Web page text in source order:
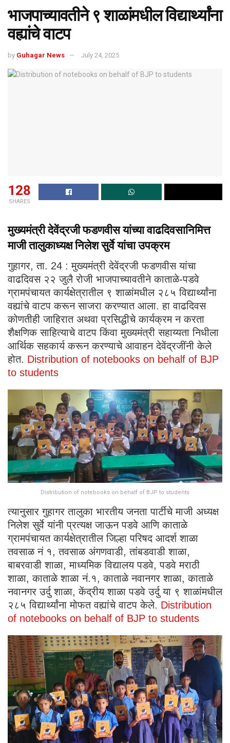
भाजपाच्यावतीने ९ शाळांमधील विद्यार्थ्यांना
वह्यांचे वाटप
by Guhagar News July 24, 2025
128
SHARES
मुख्यमंत्री देवेंद्रजी फडणवीस यांच्या वाढदिवसानिमित्त
माजी तालुकाध्यक्ष निलेश सुर्वे यांचा उपक्रम
गुहागर, ता. 24 : मुख्यमंत्री देवेंद्रजी फडणवीस यांचा
वाढदिवस २२ जुलै रोजी भाजपाच्यावतीने काताळे-पडवे
ग्रामपंचायत कार्यक्षेत्रातील ९ शाळांमधील २८५ विद्यार्थ्यांना
वह्यांचे वाटप करून साजरा करण्यात आला. हा वाढदिवस
कोणतीही जाहिरात अथवा प्रसिद्धीचे कार्यक्रम न करता
शैक्षणिक साहित्याचे वाटप किंवा मुख्यमंत्री सहाय्यता निधीला
आर्थिक सहकार्य करून करण्याचे आवाहन देवेंद्रजींनी केले
होत. Distribution of notebooks on behalf of BJP
to students
Distribution of notebooks on behalf of BJP to students
त्यानुसार गुहागर तालुका भारतीय जनता पार्टीचे माजी अध्यक्ष
निलेश सुर्वे यांनी प्रत्यक्ष जाऊन पडवे आणि काताळे
ग्रामपंचायत कार्यक्षेत्रातील जिल्हा परिषद आदर्श शाळा
तवसाळ नं १, तवसाळ अंगणवाडी, तांबडवाडी शाळा,
बाबरवाडी शाळा, माध्यमिक विद्यालय पडवे, पडवे मराठी
शाळा, काताळे शाळा नं.१, काताळे नवानगर शाळा, काताळे
नवानगर उर्दु शाळा, केंद्रीय शाळा पडवे उर्दु या ९ शाळांमधील
२८५ विद्यार्थ्यांना मोफत वह्यांचे वाटप केले. Distribution
of notebooks on behalf of BJP to students